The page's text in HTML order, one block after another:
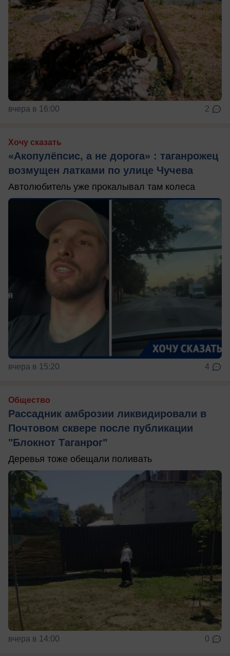
вчера в 16:00 2
Хочу сказать
«Акопулёпсис, а не дорога» : таганрожец
возмущен латками по улице Чучева
Автолюбитель уже прокалывал там колеса
вчера в 15:20 4
Общество
Рассадник амброзии ликвидировали в
Почтовом сквере после публикации
"Блокнот Таганрог"
Деревья тоже обещали поливать
вчера в 14:00 0